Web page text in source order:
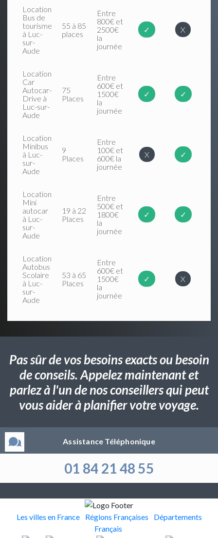
Location
Bus de
tourisme
à Luc-
sur-
Aude
55 à 85
places
Entre
800€ et
2500€
la
journée
✓ X
Location
Car
Autocar-
Drive à
Luc-sur-
Aude
75
Places
Entre
600€ et
1500€
la
journée
✓ ✓
Location
Minibus
à Luc-
sur-
Aude
9
Places
Entre
100€ et
600€ la
journée
X ✓
Location
Mini
autocar
à Luc-
sur-
Aude
19 à 22
Places
Entre
500€ et
1800€
la
journée
✓ ✓
Location
Autobus
Scolaire
à Luc-
sur-
Aude
53 à 65
Places
Entre
600€ et
1500€
la
journée
✓ X
Pas sûr de vos besoins exacts ou besoin
de conseils. Appelez maintenant et
parlez à l'un de nos conseillers qui peut
vous aider à planifier votre voyage.
Assistance Téléphonique
01 84 21 48 55
Les villes en France Régions Françaises
Départements
Français